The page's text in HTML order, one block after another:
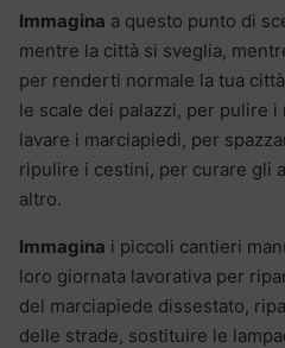
Immagina a questo punto di
mentre la città si sveglia,
per renderti normale la tua
le scale dei palazzi, per pulire
lavare i marciapiedi, per
ripulire i cestini, per curare gli
altro.
Immagina i piccoli cantieri
loro giornata lavorativa per
del marciapiede dissestato,
delle strade, sostituire le